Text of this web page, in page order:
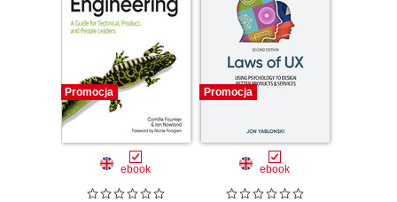
Promocja
ebook
Promocja
ebook